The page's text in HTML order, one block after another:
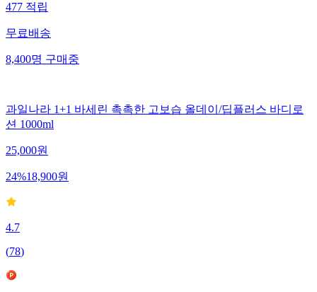
477적립
무료배송
8,400명구매중
과일나라 1+1 바세린 촉촉한 고보습 올데이/딥플러스 바디로
션 1000ml
25,000원
24%18,900원
4.7
(78)